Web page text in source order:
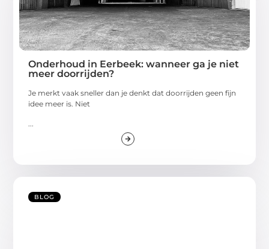
Onderhoud in Eerbeek: wanneer ga je niet
meer doorrijden?
Je merkt vaak sneller dan je denkt dat doorrijden geen fijn
idee meer is. Niet
BLOG